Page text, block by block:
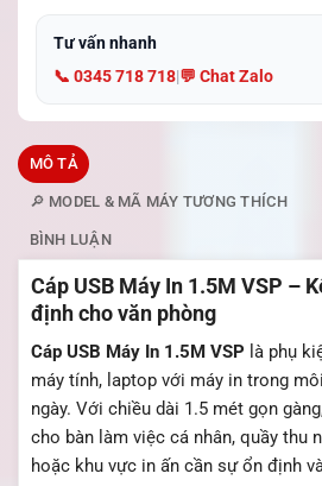
Tư vấn nhanh
📞 0345 718 718|💬 Chat Zalo
MÔ TẢ
🔎 MODEL & MÃ MÁY TƯƠNG THÍCH
BÌNH LUẬN
Cáp USB Máy In 1.5M VSP –
định cho văn phòng
Cáp USB Máy In 1.5M VSP là phụ
máy tính, laptop với máy in trong
ngày. Với chiều dài 1.5 mét gọn
cho bàn làm việc cá nhân, quầy thu
hoặc khu vực in ấn cần sự ổn định